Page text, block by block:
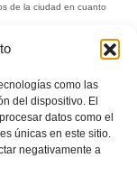
como las
del dispositivo. El
datos como el
únicas en este sitio.
negativamente a
de la ciudad en cuanto
Española de Fútbol
de la Licencia de Agentes
clases en el
de València.
, ya que se encargó de